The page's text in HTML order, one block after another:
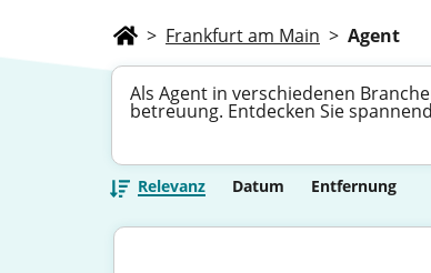
> Frankfurt am Main > Agent
Als Agent in verschiedenen
betreuung. Entdecken Sie
Relevanz Datum Entfernung